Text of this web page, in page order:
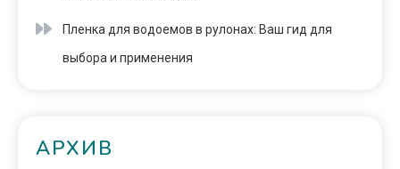
Пленка для водоемов в рулонах: Ваш гид для
выбора и применения
АРХИВ